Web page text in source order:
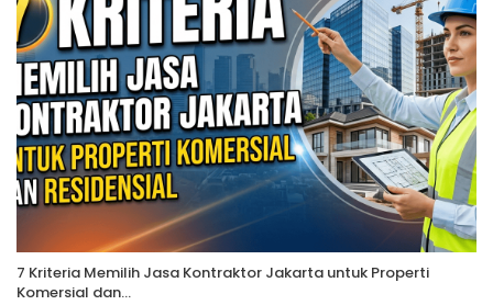
7 Kriteria Memilih Jasa Kontraktor Jakarta untuk Properti
Komersial dan…